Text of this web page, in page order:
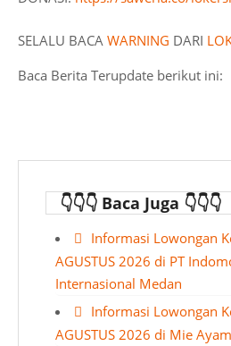
SELALU BACA WARNING DARI
Baca Berita Terupdate berikut ini:
👇👇👇 Baca Juga 👇👇👇
Informasi Lowongan
AGUSTUS 2026 di PT
Internasional Medan
Informasi Lowongan
AGUSTUS 2026 di Mie